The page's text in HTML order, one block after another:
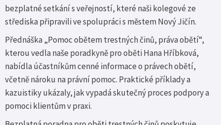
bezplatné setkání s veřejností, které naši kolegové ze
střediska připravili ve spolupráci s městem Nový Jičín.
Přednáška „Pomoc obětem trestných činů, práva obětí“,
kterou vedla naše poradkyně pro oběti Hana Hříbková,
nabídla účastníkům cenné informace o právech obětí,
včetně nároku na právní pomoc. Praktické příklady a
kazuistiky ukázaly, jak vypadá skutečný proces podpory a
pomoci klientům v praxi.